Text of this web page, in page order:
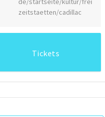
zeitstaetten/cadillac
Tickets